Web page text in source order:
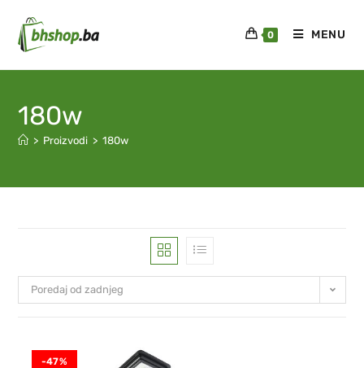
0 MENU
180w
> Proizvodi > 180w
Poredaj od zadnjeg
-47%